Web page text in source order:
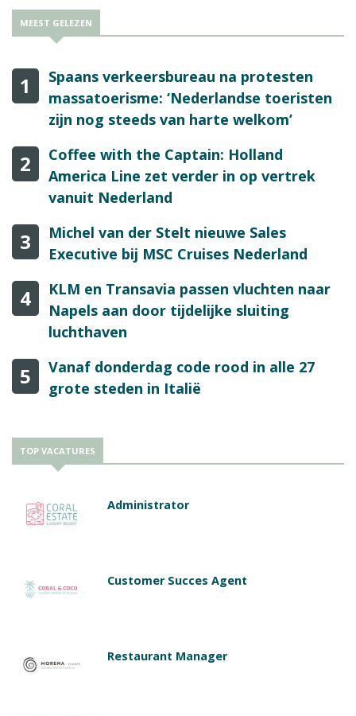
MEEST GELEZEN
1
Spaans verkeersbureau na protesten
massatoerisme: ‘Nederlandse toeristen
zijn nog steeds van harte welkom’
2
Coffee with the Captain: Holland
America Line zet verder in op vertrek
vanuit Nederland
3
Michel van der Stelt nieuwe Sales
Executive bij MSC Cruises Nederland
4
KLM en Transavia passen vluchten naar
Napels aan door tijdelijke sluiting
luchthaven
5
Vanaf donderdag code rood in alle 27
grote steden in Italië
TOP VACATURES
Administrator
Customer Succes Agent
Restaurant Manager